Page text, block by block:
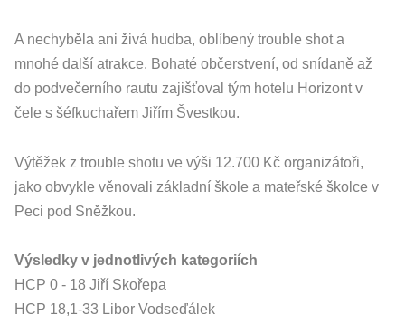
A nechyběla ani živá hudba, oblíbený trouble shot a
mnohé další atrakce. Bohaté občerstvení, od snídaně až
do podvečerního rautu zajišťoval tým hotelu Horizont v
čele s šéfkuchařem Jiřím Švestkou.
Výtěžek z trouble shotu ve výši 12.700 Kč organizátoři,
jako obvykle věnovali základní škole a mateřské školce v
Peci pod Sněžkou.
Výsledky v jednotlivých kategoriích
HCP 0 - 18 Jiří Skořepa
HCP 18,1-33 Libor Vodseďálek